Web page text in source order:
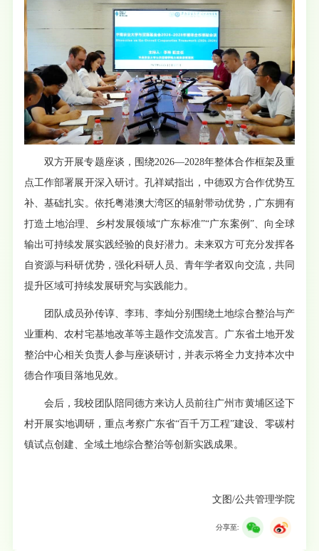
双方开展专题座谈，围绕2026—2028年整体合作框架及重
点工作部署展开深入研讨。孔祥斌指出，中德双方合作优势互
补、基础扎实。依托粤港澳大湾区的辐射带动优势，广东拥有
打造土地治理、乡村发展领域“广东标准”“广东案例”、向全球
输出可持续发展实践经验的良好潜力。未来双方可充分发挥各
自资源与科研优势，强化科研人员、青年学者双向交流，共同
提升区域可持续发展研究与实践能力。
团队成员孙传谆、李玮、李灿分别围绕土地综合整治与产
业重构、农村宅基地改革等主题作交流发言。广东省土地开发
整治中心相关负责人参与座谈研讨，并表示将全力支持本次中
德合作项目落地见效。
会后，我校团队陪同德方来访人员前往广州市黄埔区迳下
村开展实地调研，重点考察广东省“百千万工程”建设、零碳村
镇试点创建、全域土地综合整治等创新实践成果。
文图/公共管理学院
分享至: